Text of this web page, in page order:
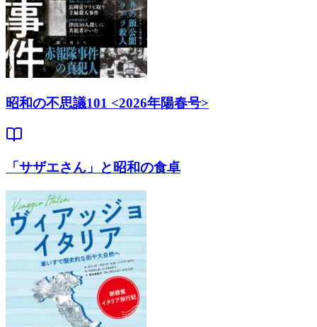
昭和の不思議101 <2026年陽春号>
「サザエさん」と昭和の食卓